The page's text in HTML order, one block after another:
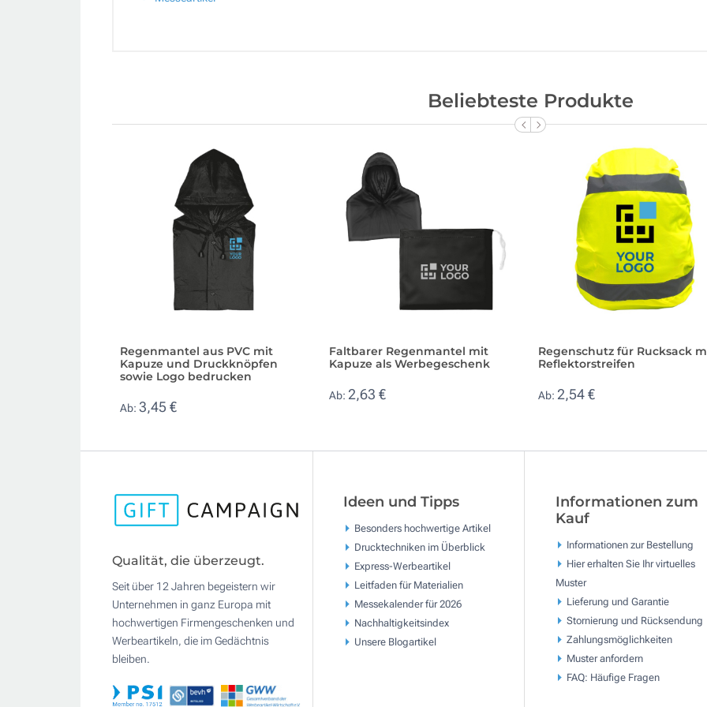
Beliebteste Produkte
Regenmantel aus PVC mit
Kapuze und Druckknöpfen
sowie Logo bedrucken
Ab: 3,45 €
Faltbarer Regenmantel mit
Kapuze als Werbegeschenk
Ab: 2,63 €
Regenschutz für Rucksack
Reflektorstreifen
Ab: 2,54 €
Qualität, die überzeugt.
Seit über 12 Jahren begeistern wir
Unternehmen in ganz Europa mit
hochwertigen Firmengeschenken und
Werbeartikeln, die im Gedächtnis
bleiben.
Ideen und Tipps
Besonders hochwertige Artikel
Drucktechniken im Überblick
Express-Werbeartikel
Leitfaden für Materialien
Messekalender für 2026
Nachhaltigkeitsindex
Unsere Blogartikel
Informationen zum
Kauf
Informationen zur Bestellung
Hier erhalten Sie Ihr virtuelles
Muster
Lieferung und Garantie
Stornierung und Rücksendung
Zahlungsmöglichkeiten
Muster anfordern
FAQ: Häufige Fragen